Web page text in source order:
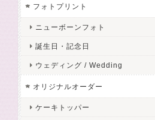
フォトプリント
ニューボーンフォト
誕生日・記念日
ウェディング / Wedding
オリジナルオーダー
ケーキトッパー